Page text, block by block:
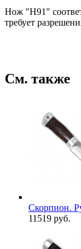
Нож "Н91"
требует
См. также
Скорпион.
11519 руб.